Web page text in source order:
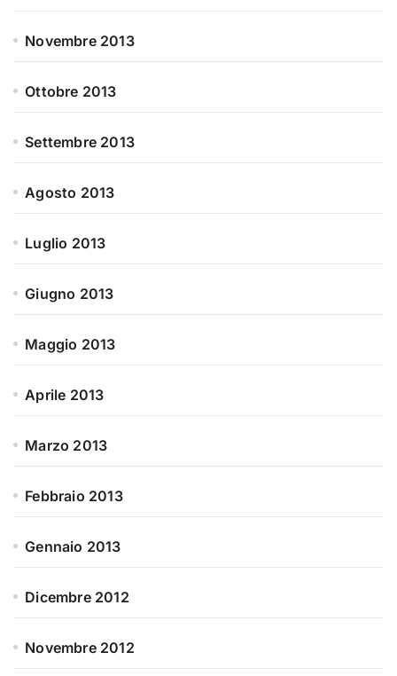
Novembre 2013
Ottobre 2013
Settembre 2013
Agosto 2013
Luglio 2013
Giugno 2013
Maggio 2013
Aprile 2013
Marzo 2013
Febbraio 2013
Gennaio 2013
Dicembre 2012
Novembre 2012